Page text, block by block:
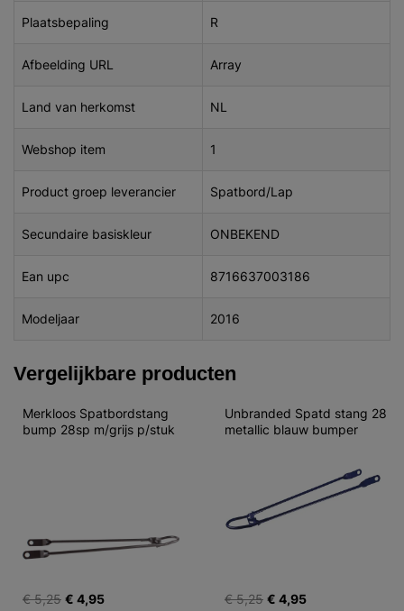
Plaatsbepaling R
Afbeelding URL Array
Land van herkomst NL
Webshop item 1
Product groep leverancier Spatbord/Lap
Secundaire basiskleur ONBEKEND
Ean upc 8716637003186
Modeljaar 2016
Vergelijkbare producten
Merkloos Spatbordstang
bump 28sp m/grijs p/stuk
€ 5,25 € 4,95
Unbranded Spatd stang 28
metallic blauw bumper
€ 5,25 € 4,95